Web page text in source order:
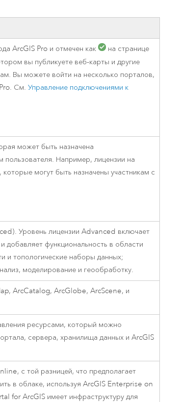
Изучить ArcGIS Pro
результатов, позволяющих решать
Изучить этот курс
ArcGIS Pro и отмечен как
на странице
вы публикуете веб-карты и другие
Вы можете войти на несколько порталов,
. См.Управление подключениями к
может быть назначена
пользователя. Например, лицензии на
могут быть назначены участникам с
Уровень лицензии Advanced включает
функциональность в области
и топологические наборы данных;
моделирование и геообработку.
,ArcCatalog,ArcGlobe,ArcScene, и
ресурсами, который можно
сервера, хранилища данных иArcGIS
, с той разницей, что предполагает
в облаке, используяArcGIS Enterprise on
for ArcGIS имеет инфраструктуру для